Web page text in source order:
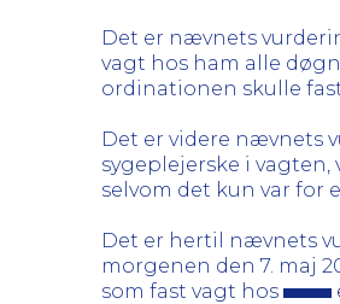
Det er nævnets
vagt hos ham alle
ordinationen skulle
Det er videre nævnets
sygeplejerske i
selvom det kun var for
Det er hertil nævnets
morgenen den 7. maj
som fast vagt hos